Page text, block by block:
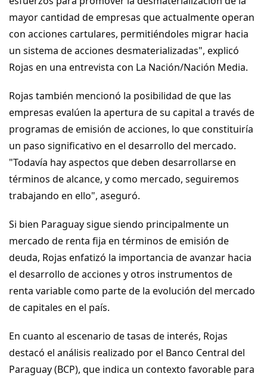
mayor cantidad de empresas que actualmente operan
con acciones cartulares, permitiéndoles migrar hacia
un sistema de acciones desmaterializadas", explicó
Rojas también mencionó la posibilidad de que las
empresas evalúen la apertura de su capital a través de
programas de emisión de acciones, lo que constituiría
un paso significativo en el desarrollo del mercado.
"Todavía hay aspectos que deben desarrollarse en
términos de alcance, y como mercado, seguiremos
Si bien Paraguay sigue siendo principalmente un
mercado de renta fija en términos de emisión de
deuda, Rojas enfatizó la importancia de avanzar hacia
el desarrollo de acciones y otros instrumentos de
renta variable como parte de la evolución del mercado
En cuanto al escenario de tasas de interés, Rojas
destacó el análisis realizado por el Banco Central del
Paraguay (BCP), que indica un contexto favorable para